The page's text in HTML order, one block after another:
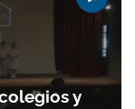
ACEPTAR
y